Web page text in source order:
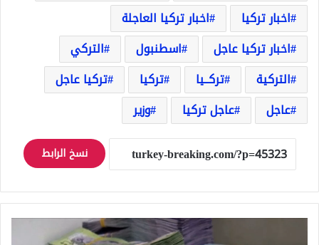
اخبار تركيا
اخبار تركيا العاجلة
اخبار تركيا عاجل
اسطنبول
التركي
التركية
تركــيا تركيا
تركيا عاجل
عاجل
عاجل تركيا وزير
نسخ الرابط